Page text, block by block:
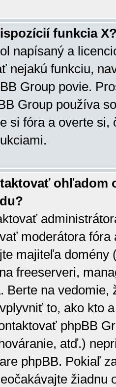
funkcia
napísaný a
nejakú funkciu,
Group povie.
Group používa
si fóra a overte
ohľadom
moderátora
majiteľa
freeserveri,
Berte na
to, ako kto
phpBB
atď.)
phpBB. Pokiaľ
žiadnu